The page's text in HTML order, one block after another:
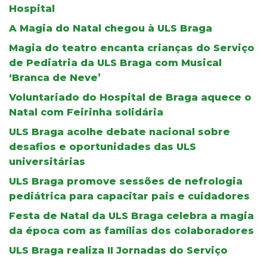
Hospital
A Magia do Natal chegou à ULS Braga
Magia do teatro encanta crianças do Serviço
de Pediatria da ULS Braga com Musical
‘Branca de Neve’
Voluntariado do Hospital de Braga aquece o
Natal com Feirinha solidária
ULS Braga acolhe debate nacional sobre
desafios e oportunidades das ULS
universitárias
ULS Braga promove sessões de nefrologia
pediátrica para capacitar pais e cuidadores
Festa de Natal da ULS Braga celebra a magia
da época com as famílias dos colaboradores
ULS Braga realiza II Jornadas do Serviço